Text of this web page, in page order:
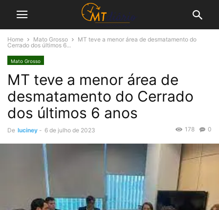
Home Mato Grosso
MT teve a menor área de desmatamento do
Cerrado dos últimos 6...
Mato Grosso
MT teve a menor área de
desmatamento do Cerrado
dos últimos 6 anos
De luciney - 6 de julho de 2023 0
178